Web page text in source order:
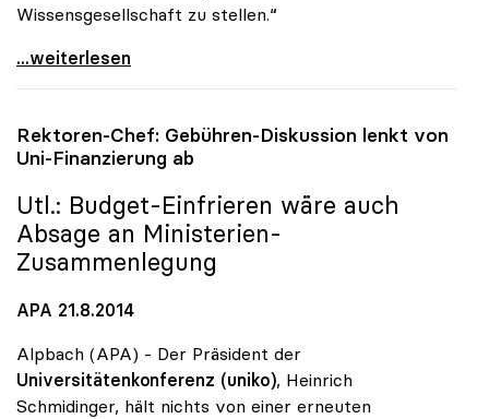
Wissensgesellschaft zu stellen.“
uniko: Regierungsumbildung als Chance zur Stärkung
...weiterlesen
Rektoren-Chef: Gebühren-Diskussion lenkt von
Uni-Finanzierung ab
Utl.: Budget-Einfrieren wäre auch
Absage an Ministerien-
Zusammenlegung
APA 21.8.2014
Alpbach (APA) - Der Präsident der
Universitätenkonferenz (uniko), Heinrich
Schmidinger, hält nichts von einer erneuten